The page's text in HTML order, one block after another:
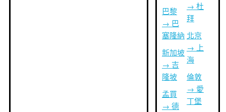
巴黎
→ 巴
塞隆納
新加坡
→ 吉
隆坡
孟買
→ 德
→ 杜
拜
北京
→ 上
海
倫敦
→ 愛
丁堡